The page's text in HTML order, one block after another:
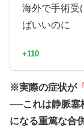
海外で手術受
ばいいのに
+110
※実際の症状が
──これは静脈塞
になる重篤な合